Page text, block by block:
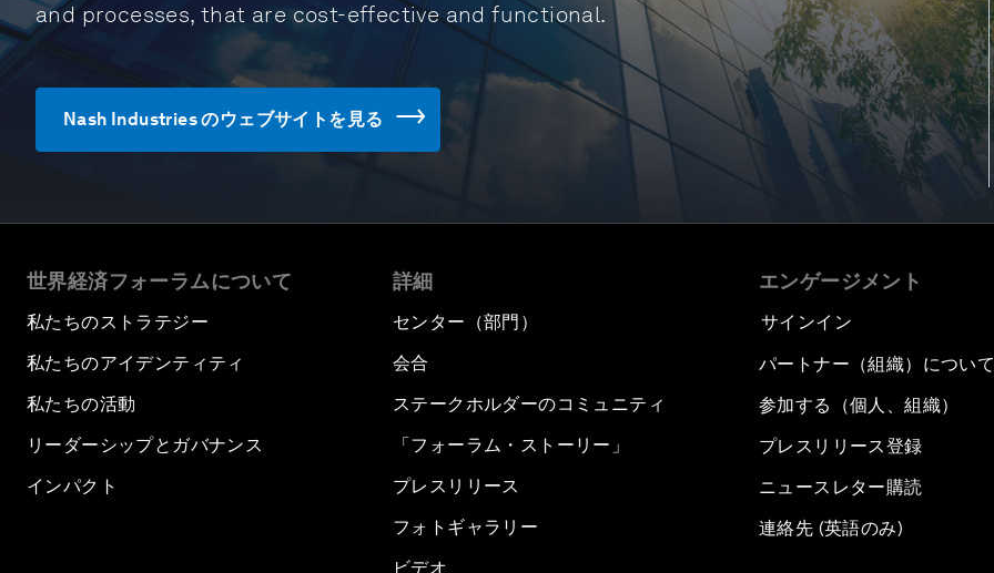
and processes, that are cost-effective and functional.
Nash Industries のウェブサイトを見る
世界経済フォーラムについて
私たちのストラテジー
私たちのアイデンティティ
私たちの活動
リーダーシップとガバナンス
インパクト
詳細
センター（部門）
会合
ステークホルダーのコミュニティ
「フォーラム・ストーリー」
プレスリリース
フォトギャラリー
ビデオ
エンゲージメント
サインイン
パートナー（組織）について
参加する（個人、組織）
プレスリリース登録
ニュースレター購読
連絡先 (英語のみ)